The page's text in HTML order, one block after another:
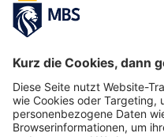
Wofür wir
neue Vision,
Business